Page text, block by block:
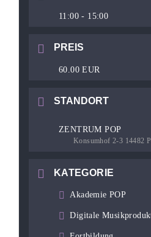
11:00 - 15:00
PREIS
60.00 EUR
STANDORT
ZENTRUM POP
Konsumhof 2-3 14482
KATEGORIE
Akademie POP
Digitale